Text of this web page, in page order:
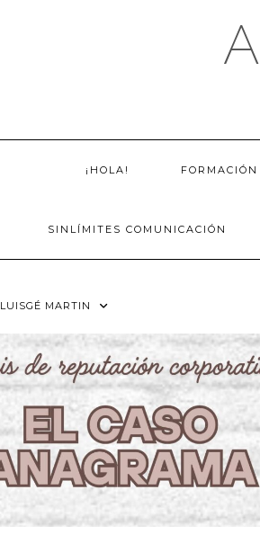
¡HOLA! FORMACIÓN
SINLÍMITES COMUNICACIÓN
LUISGÉ MARTIN